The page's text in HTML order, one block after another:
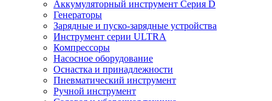
Аккумуляторный инструмент Серия D
Генераторы
Зарядные и пуско-зарядные устройства
Инструмент серии ULTRA
Компрессоры
Насосное оборудование
Оснастка и принадлежности
Пневматический инструмент
Ручной инструмент